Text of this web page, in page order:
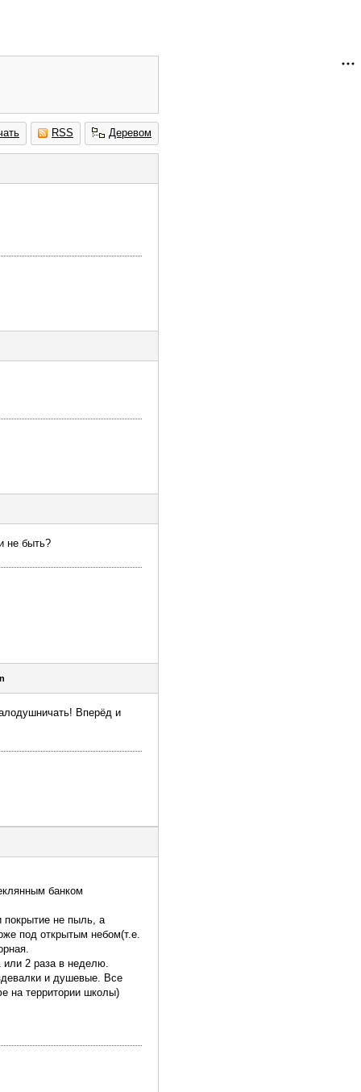
RSS Деревом
не быть?
Вперёд и
банком
покрытие не пыль, а
под открытым небом(т.е.
или 2 раза в неделю.
и душевые. Все
на территории школы)